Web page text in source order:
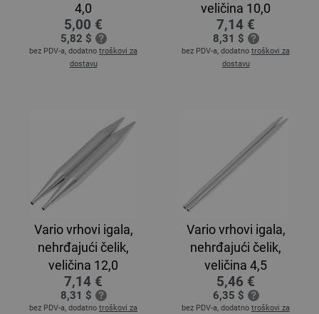
4,0
5,00 €
5,82 $
bez PDV-a, dodatno troškovi za
dostavu
veličina 10,0
7,14 €
8,31 $
bez PDV-a, dodatno troškovi za
dostavu
Vario vrhovi igala,
nehrđajući čelik,
veličina 12,0
7,14 €
8,31 $
bez PDV-a, dodatno troškovi za
Vario vrhovi igala,
nehrđajući čelik,
veličina 4,5
5,46 €
6,35 $
bez PDV-a, dodatno troškovi za